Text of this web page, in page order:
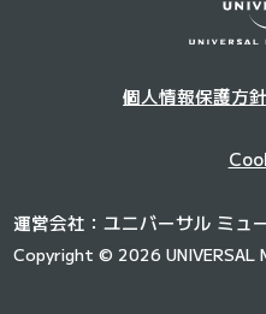
個人情報保護方
運営会社：ユニバーサル ミュ
Copyright © 2026 UNIVERSAL